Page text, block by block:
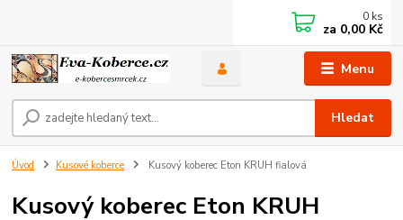
Menu
Hledat
0 ks
za 0,00 Kč
Úvod Kusové koberce Kusový koberec Eton KRUH fialová
Kusový koberec Eton KRUH